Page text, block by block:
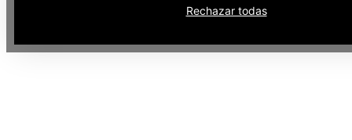
Rechazar todas